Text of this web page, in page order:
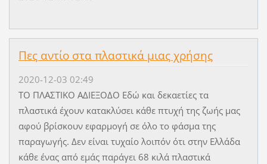
Πες αντίο στα πλαστικά μιας χρήσης
2020-12-03 02:49
ΤΟ ΠΛΑΣΤΙΚΟ ΑΔΙΕΞΟΔΟ Εδώ και δεκαετίες τα
πλαστικά έχουν κατακλύσει κάθε πτυχή της ζωής μας
αφού βρίσκουν εφαρμογή σε όλο το φάσμα της
παραγωγής. Δεν είναι τυχαίο λοιπόν ότι στην Ελλάδα
κάθε ένας από εμάς παράγει 68 κιλά πλαστικά